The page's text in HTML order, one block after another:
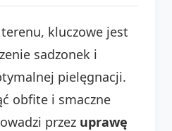
kluczowe jest
sadzonek i
pielęgnacji.
obfite i smaczne
przez uprawę